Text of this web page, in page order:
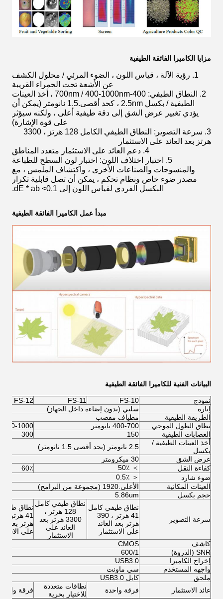
مزايا الكاميرا الفائقة الطيفية
1. رؤية الآلة ، قياس اللون ، الضوء المرئي / محلول الكشف
عن الأشعة تحت الحمراء القريبة
2. النطاق الطيفي: 400-700nm / 400-1000nm ، أخذ العينات
الطيفية / بكسل 2.5nm ، كحد أقصى.1.5 نانومتر (يمكن أن
يؤدي تغيير عرض الشق إلى دقة طيفية أعلى ، ولكنه سيؤثر
على قوة الإشارة)
3. سرعة التصوير: النطاق الطيفي الكامل 128 هرتز ، 3300
هرتز بعد العائد على الاستثمار
4. دعم العائد على الاستثمار متعدد المناطق
5. اختبار اختلاف اللون: اختبار لون السطح للطباعة
والمنسوجات والصناعات الأخرى ، واكتشاف الملمس ، مع
مصدر ضوء خاص ونظام تحكم ، يمكن أن تصل قابلية تكرار
البكسل الفردي لقياس اللون إلى dE * ab <0.1.
مبدأ عمل الكاميرا الفائقة الطيفية
البيانات الفنية للكاميرا الفائقة الطيفية
نموذج FS-10
FS-11
FS-12
إنارة
سلبي (بدون إضاءة داخل الجهاز)
الطريقة الطيفية
مطياف مقضب
نطاق الطول الموجي
400-700 نانومتر
400-1000 نانومتر
العصابات الطيفية
150
300
أخذ العينات الطيفية /
بكسل
2.5 نانومتر (بحد أقصى 1.5 نانومتر)
عرض الشق
30 ميكرومتر
كفاءة النقل
＞ 50٪
60٪
ضوء شارد
＜ 0.5٪
العينات المكانية
الأعلى.1920 (مجموعة من البرامج)
حجم بكسل
5.86um
سرعة التصوير
نطاق طيفي كامل
41 هرتز ، 390
هرتز بعد العائد
على الاستثمار
نطاق طيفي كامل
128 هرتز ،
3300 هرتز بعد
العائد على
الاستثمار
نطاق
هرتز بعد
على
كاشف
CMOS
SNR (الذروة)
600/1
إخراج الكاميرا
USB3.0
واجهه المستخدم
سي ماونت
ملحق
كابل USB3.0
عائد الاستثمار
فرقة واحدة
نطاقات متعددة
للاختيار بحرية
فرقة واحدة